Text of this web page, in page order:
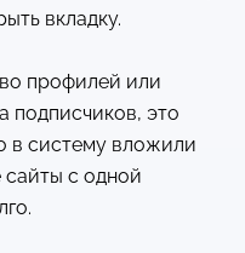
вкладку.
профилей или
подписчиков, это
в систему вложили
с одной